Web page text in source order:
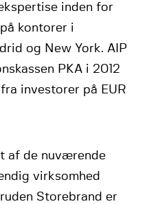
inden for
kontorer i
og New York. AIP
PKA i 2012
investorer på EUR
af de nuværende
virksomhed
Storebrand er